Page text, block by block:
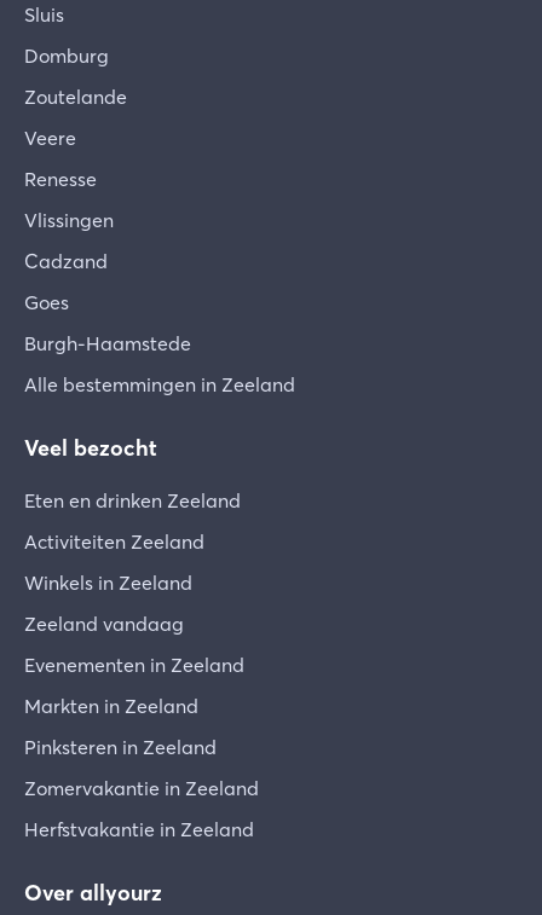
Sluis
Domburg
Zoutelande
Veere
Renesse
Vlissingen
Cadzand
Goes
Burgh-Haamstede
Alle bestemmingen in Zeeland
Veel bezocht
Eten en drinken Zeeland
Activiteiten Zeeland
Winkels in Zeeland
Zeeland vandaag
Evenementen in Zeeland
Markten in Zeeland
Pinksteren in Zeeland
Zomervakantie in Zeeland
Herfstvakantie in Zeeland
Over allyourz